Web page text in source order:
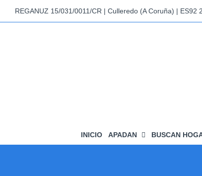
REGANUZ 15/031/0011/CR | Culleredo (A Coruña) | ES92
INICIO APADAN BUSCAN